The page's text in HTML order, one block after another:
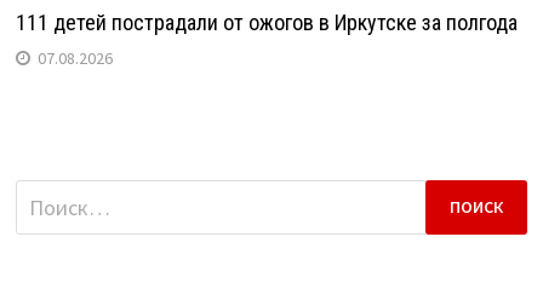
111 детей пострадали от ожогов в Иркутске за полгода
07.08.2026
Найти: